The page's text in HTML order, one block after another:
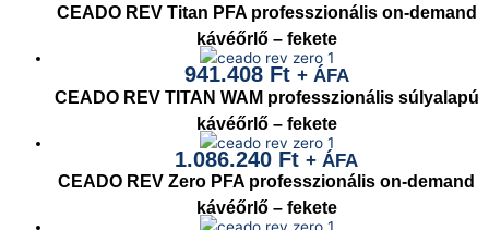
CEADO REV Titan PFA professzionális on-demand
kávéőrlő – fekete
941.408 Ft + ÁFA
CEADO REV TITAN WAM professzionális súlyalapú
kávéőrlő – fekete
1.086.240 Ft + ÁFA
CEADO REV Zero PFA professzionális on-demand
kávéőrlő – fekete